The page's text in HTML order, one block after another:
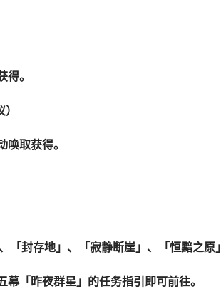
。
取获得。
「封存地」、「寂静断崖」、「恒黯之原」
「昨夜群星」的任务指引即可前往。